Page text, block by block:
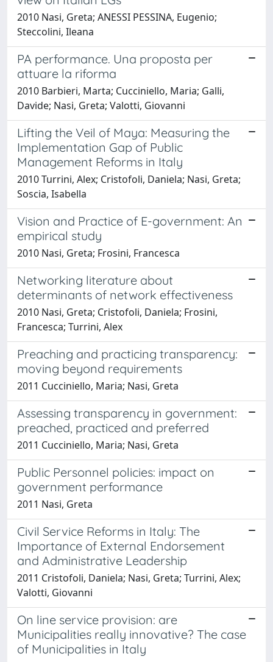
2010 Nasi, Greta; ANESSI PESSINA, Eugenio;
Steccolini, Ileana
PA performance. Una proposta per
attuare la riforma
2010 Barbieri, Marta; Cucciniello, Maria; Galli,
Davide; Nasi, Greta; Valotti, Giovanni
Lifting the Veil of Maya: Measuring the
Implementation Gap of Public
Management Reforms in Italy
2010 Turrini, Alex; Cristofoli, Daniela; Nasi, Greta;
Soscia, Isabella
Vision and Practice of E-government: An
empirical study
2010 Nasi, Greta; Frosini, Francesca
Networking literature about
determinants of network effectiveness
2010 Nasi, Greta; Cristofoli, Daniela; Frosini,
Francesca; Turrini, Alex
Preaching and practicing transparency:
moving beyond requirements
2011 Cucciniello, Maria; Nasi, Greta
Assessing transparency in government:
preached, practiced and preferred
2011 Cucciniello, Maria; Nasi, Greta
Public Personnel policies: impact on
government performance
2011 Nasi, Greta
Civil Service Reforms in Italy: The
Importance of External Endorsement
and Administrative Leadership
2011 Cristofoli, Daniela; Nasi, Greta; Turrini, Alex;
Valotti, Giovanni
On line service provision: are
Municipalities really innovative? The case
of Municipalities in Italy